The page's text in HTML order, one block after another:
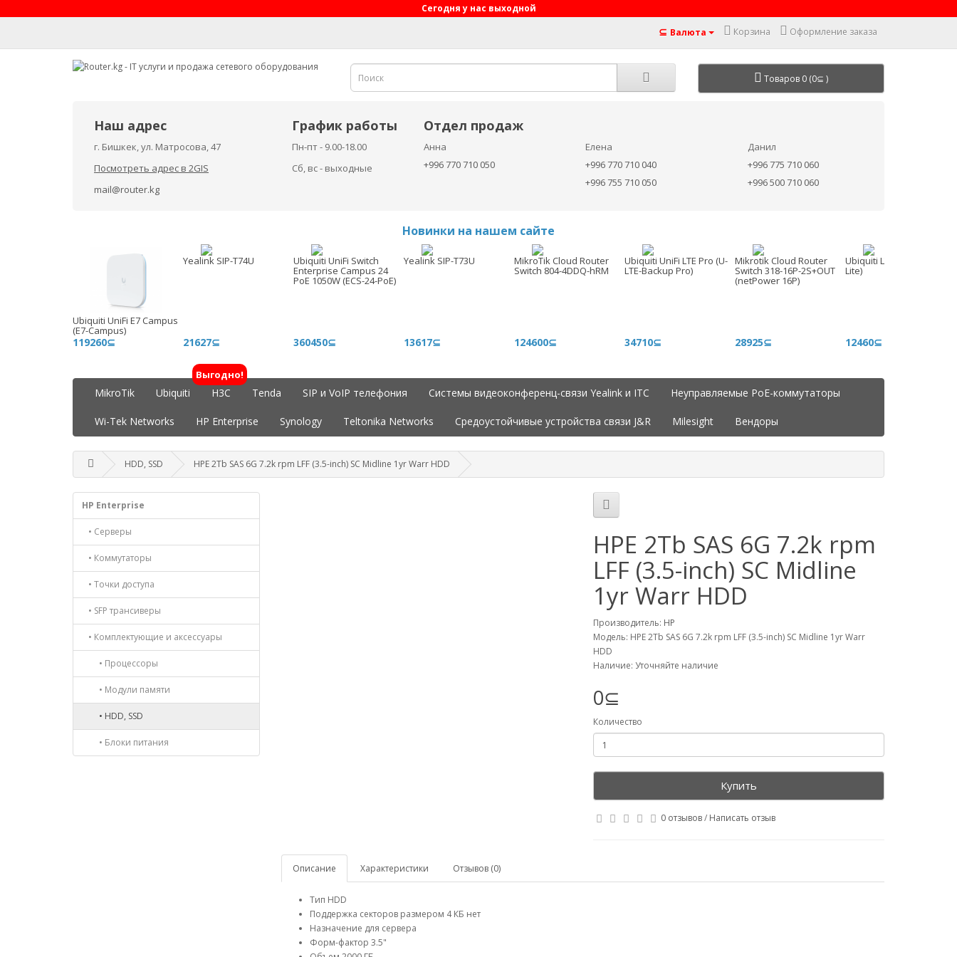
Сегодня у нас выходной
⊆ Валюта Корзина Оформление заказа
Товаров 0 (0⊆ )
Наш адрес
г. Бишкек, ул. Матросова, 47
Посмотреть адрес в 2GIS
mail@router.kg
График работы
Пн-пт - 9.00-18.00
Сб, вс - выходные
Отдел продаж
Анна
+996 770 710 050
Елена
+996 770 710 040
+996 755 710 050
Данил
+996 775 710 060
+996 500 710 060
Новинки на нашем сайте
Ubiquiti UniFi E7 Campus
(E7-Campus)
119260⊆
Yealink SIP-T74U
21627⊆
Ubiquiti UniFi Switch
Enterprise Campus 24
PoE 1050W (ECS-24-PoE)
360450⊆
Yealink SIP-T73U
13617⊆
MikroTik Cloud Router
Switch 804-4DDQ-hRM
124600⊆
Ubiquiti UniFi LTE Pro (U-
LTE-Backup Pro)
34710⊆
Mikrotik Cloud Router
Switch 318-16P-2S+OUT
(netPower 16P)
28925⊆
Ubiquiti LTU Lite (LTU-
Lite)
12460⊆
MikroTik Ubiquiti
Выгодно!
H3C Tenda SIP и VoIP телефония Системы видеоконференц-связи Yealink и ITC Неуправляемые PoE-коммутаторы
Wi-Tek Networks HP Enterprise Synology Teltonika Networks Средоустойчивые устройства связи J&R Milesight Вендоры
HDD, SSD HPE 2Tb SAS 6G 7.2k rpm LFF (3.5-inch) SC Midline 1yr Warr HDD
HP Enterprise
• Серверы
• Коммутаторы
• Точки доступа
• SFP трансиверы
• Комплектующие и аксессуары
• Процессоры
• Модули памяти
• HDD, SSD
• Блоки питания
HPE 2Tb SAS 6G 7.2k rpm
LFF (3.5-inch) SC Midline
1yr Warr HDD
Производитель: HP
Модель: HPE 2Tb SAS 6G 7.2k rpm LFF (3.5-inch) SC Midline 1yr Warr
HDD
Наличие: Уточняйте наличие
0⊆
Количество
Купить
0 отзывов/ Написать отзыв
Описание Характеристики Отзывов (0)
Тип HDD
Поддержка секторов размером 4 КБ нет
Назначение для сервера
Форм-фактор 3.5"